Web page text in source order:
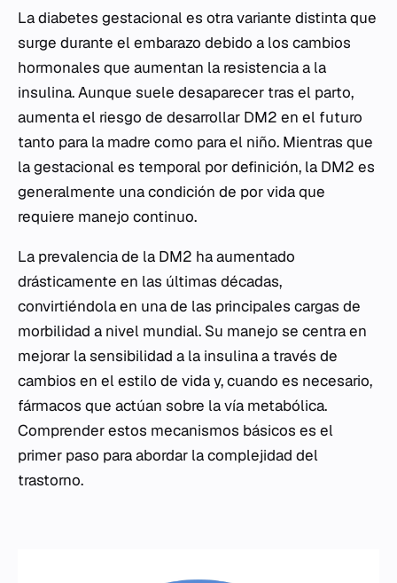
La diabetes gestacional es otra variante distinta que
surge durante el embarazo debido a los cambios
hormonales que aumentan la resistencia a la
insulina. Aunque suele desaparecer tras el parto,
aumenta el riesgo de desarrollar DM2 en el futuro
tanto para la madre como para el niño. Mientras que
la gestacional es temporal por definición, la DM2 es
generalmente una condición de por vida que
requiere manejo continuo.
La prevalencia de la DM2 ha aumentado
drásticamente en las últimas décadas,
convirtiéndola en una de las principales cargas de
morbilidad a nivel mundial. Su manejo se centra en
mejorar la sensibilidad a la insulina a través de
cambios en el estilo de vida y, cuando es necesario,
fármacos que actúan sobre la vía metabólica.
Comprender estos mecanismos básicos es el
primer paso para abordar la complejidad del
trastorno.